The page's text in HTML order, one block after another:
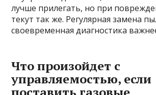
лучше прилегать, но при
текут так же. Регулярная замена
своевременная диагностика
Что произойдет с
управляемостью, если